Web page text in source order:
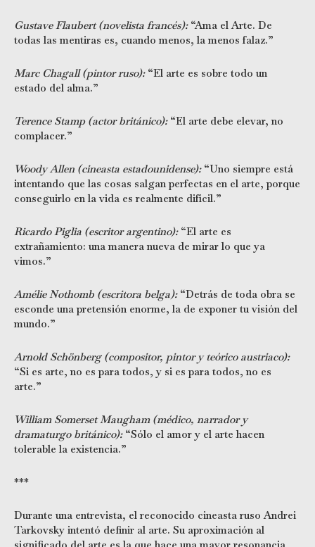
Gustave Flaubert (novelista francés):“Ama el Arte. De
todas las mentiras es, cuando menos, la menos falaz.”
Marc Chagall (pintor ruso):“El arte es sobre todo un
estado del alma.”
Terence Stamp (actor británico):“El arte debe elevar, no
complacer.”
Woody Allen (cineasta estadounidense):“Uno siempre está
intentando que las cosas salgan perfectas en el arte, porque
conseguirlo en la vida es realmente difícil.”
Ricardo Piglia (escritor argentino):“El arte es
extrañamiento: una manera nueva de mirar lo que ya
vimos.”
Amélie Nothomb (escritora belga):“Detrás de toda obra se
esconde una pretensión enorme, la de exponer tu visión del
mundo.”
Arnold Schönberg (compositor, pintor y teórico austriaco):
“Si es arte, no es para todos, y si es para todos, no es
arte.”
William Somerset Maugham (médico, narrador y
dramaturgo británico):“Sólo el amor y el arte hacen
tolerable la existencia.”
***
Durante una entrevista, el reconocido cineasta ruso Andrei
Tarkovsky intentó definir al arte. Su aproximación al